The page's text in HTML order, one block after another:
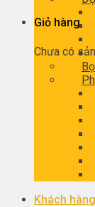
Giỏ hàng
Chưa có
Khách